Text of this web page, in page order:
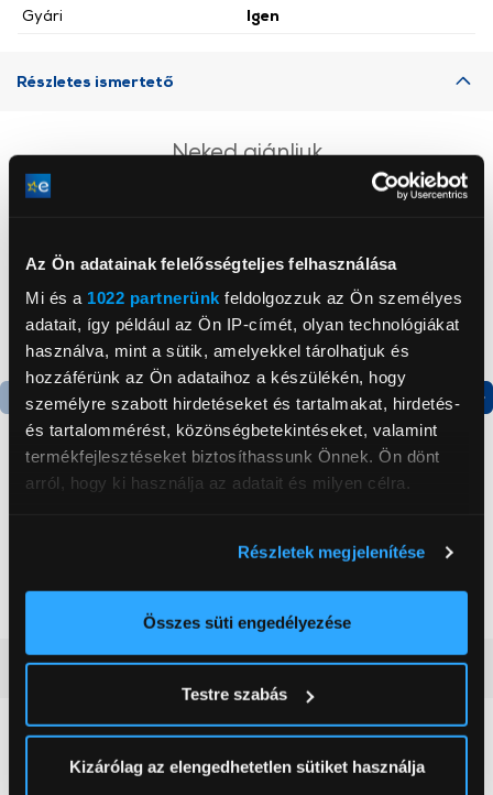
Az Ön adatainak felelősségteljes felhasználása
Mi és a 1022 partnerünk feldolgozzuk az Ön személyes
adatait, így például az Ön IP-címét, olyan technológiákat
használva, mint a sütik, amelyekkel tárolhatjuk és
hozzáférünk az Ön adataihoz a készülékén, hogy
személyre szabott hirdetéseket és tartalmakat, hirdetés-
és tartalommérést, közönségbetekintéseket, valamint
termékfejlesztéseket biztosíthassunk Önnek. Ön dönt
arról, hogy ki használja az adatait és milyen célra.
elhelyezkedéséről pár méteres pontossággal
Az Ön készülékén beazonosítása annak konkrét
módjairól és adja meg preferenciáit aRészletek
pontban. Bármikor módosíthatja vagy visszavonhatja a
Sütinyilatkozathoz való hozzájárulását.
Részletek megjelenítése
Összes süti engedélyezése
Testre szabás
Kizárólag az elengedhetetlen sütiket használja
Gyári
Igen
Részletes ismertető
Neked ajánljuk
Termék adatlap Termék adatlap
kombinált hűtőszekrény
Vásárlói vélemények(0)
0